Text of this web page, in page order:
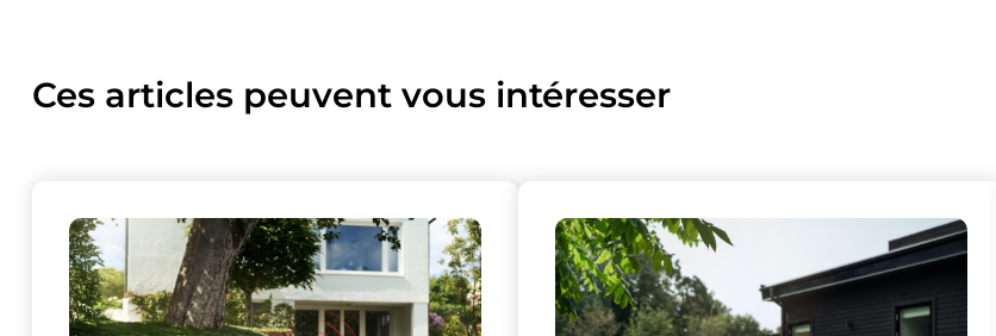
Ces articles peuvent vous intéresser